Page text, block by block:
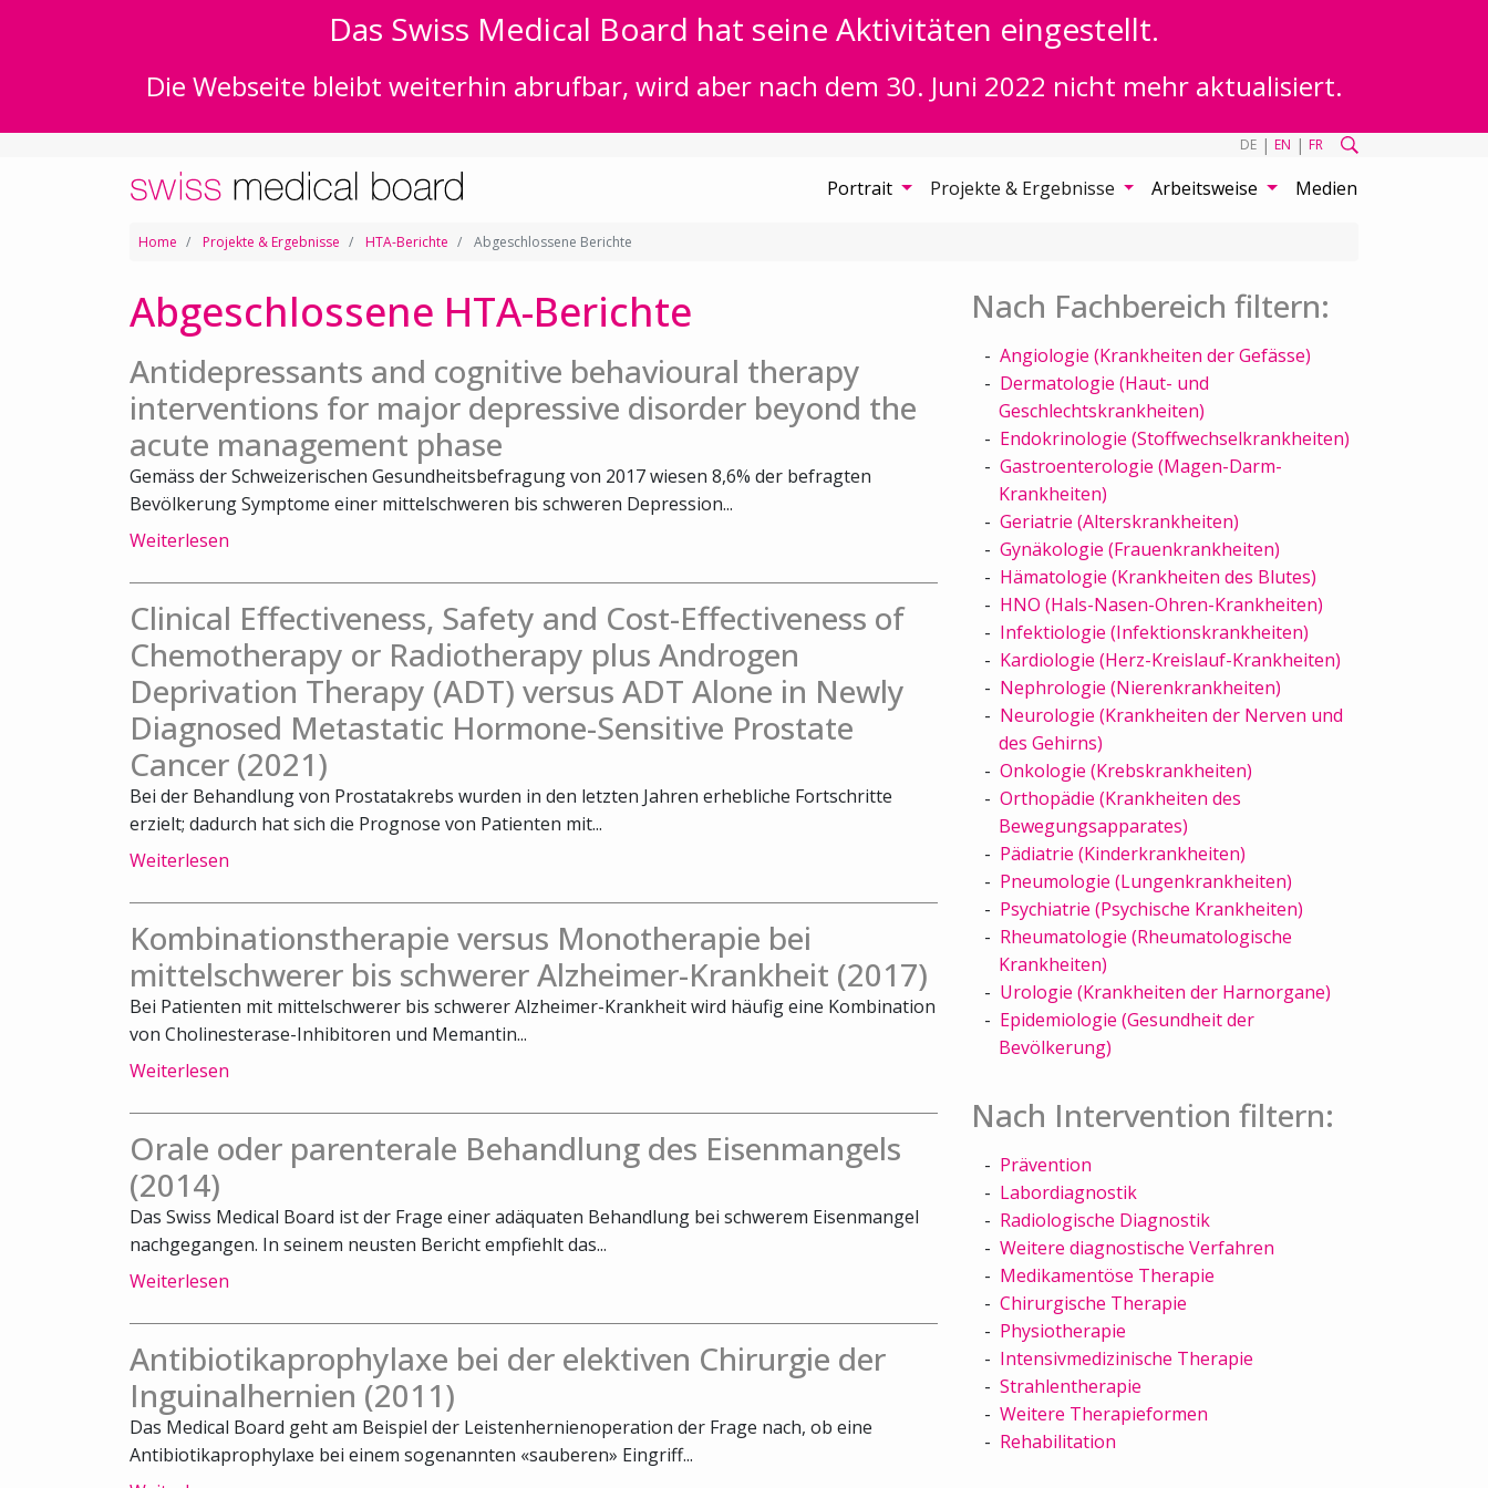
Das Swiss Medical Board hat seine Aktivitäten eingestellt.
Die Webseite bleibt weiterhin abrufbar, wird aber nach dem 30. Juni 2022 nicht mehr aktualisiert.
DE | EN | FR
Portrait Projekte & Ergebnisse Arbeitsweise Medien
Home Projekte & Ergebnisse HTA-Berichte Abgeschlossene Berichte
Abgeschlossene HTA-Berichte
Antidepressants and cognitive behavioural therapy
interventions for major depressive disorder beyond the
acute management phase
Gemäss der Schweizerischen Gesundheitsbefragung von 2017 wiesen 8,6% der befragten
Bevölkerung Symptome einer mittelschweren bis schweren Depression...
Weiterlesen
Clinical Effectiveness, Safety and Cost-Effectiveness of
Chemotherapy or Radiotherapy plus Androgen
Deprivation Therapy (ADT) versus ADT Alone in Newly
Diagnosed Metastatic Hormone-Sensitive Prostate
Cancer (2021)
Bei der Behandlung von Prostatakrebs wurden in den letzten Jahren erhebliche Fortschritte
erzielt; dadurch hat sich die Prognose von Patienten mit...
Weiterlesen
Kombinationstherapie versus Monotherapie bei
mittelschwerer bis schwerer Alzheimer-Krankheit (2017)
Bei Patienten mit mittelschwerer bis schwerer Alzheimer-Krankheit wird häufig eine Kombination
von Cholinesterase-Inhibitoren und Memantin...
Weiterlesen
Orale oder parenterale Behandlung des Eisenmangels
(2014)
Das Swiss Medical Board ist der Frage einer adäquaten Behandlung bei schwerem Eisenmangel
nachgegangen. In seinem neusten Bericht empfiehlt das...
Weiterlesen
Antibiotikaprophylaxe bei der elektiven Chirurgie der
Inguinalhernien (2011)
Das Medical Board geht am Beispiel der Leistenhernienoperation der Frage nach, ob eine
Antibiotikaprophylaxe bei einem sogenannten «sauberen» Eingriff...
Nach Fachbereich filtern:
Angiologie (Krankheiten der Gefässe)
Dermatologie (Haut- und
Geschlechtskrankheiten)
Endokrinologie (Stoffwechselkrankheiten)
Gastroenterologie (Magen-Darm-
Krankheiten)
Geriatrie (Alterskrankheiten)
Gynäkologie (Frauenkrankheiten)
Hämatologie (Krankheiten des Blutes)
HNO (Hals-Nasen-Ohren-Krankheiten)
Infektiologie (Infektionskrankheiten)
Kardiologie (Herz-Kreislauf-Krankheiten)
Nephrologie (Nierenkrankheiten)
Neurologie (Krankheiten der Nerven und
des Gehirns)
Onkologie (Krebskrankheiten)
Orthopädie (Krankheiten des
Bewegungsapparates)
Pädiatrie (Kinderkrankheiten)
Pneumologie (Lungenkrankheiten)
Psychiatrie (Psychische Krankheiten)
Rheumatologie (Rheumatologische
Krankheiten)
Urologie (Krankheiten der Harnorgane)
Epidemiologie (Gesundheit der
Bevölkerung)
Nach Intervention filtern:
Prävention
Labordiagnostik
Radiologische Diagnostik
Weitere diagnostische Verfahren
Medikamentöse Therapie
Chirurgische Therapie
Physiotherapie
Intensivmedizinische Therapie
Strahlentherapie
Weitere Therapieformen
Rehabilitation